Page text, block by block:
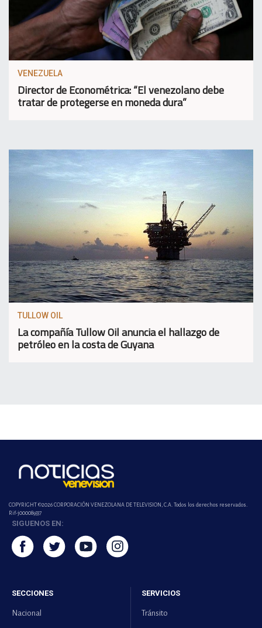
VENEZUELA
Director de Econométrica: “El venezolano debe
tratar de protegerse en moneda dura”
TULLOW OIL
La compañía Tullow Oil anuncia el hallazgo de
petróleo en la costa de Guyana
COPYRIGHT ©2026 CORPORACIÓN VENEZOLANA DE TELEVISION, C.A. Todos los derechos reservados.
Rif-j000089337
SIGUENOS EN:
SECCIONES
Nacional
SERVICIOS
Tránsito